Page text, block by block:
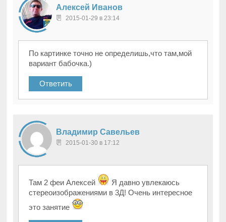
Алексей Иванов
2015-01-29 в 23:14
По картинке точно не определишь,что там,мой
вариант бабочка.)
Ответить
Владимир Савельев
2015-01-30 в 17:12
Там 2 феи Алексей
Я давно увлекаюсь
стереоизображениями в 3Д! Очень интересное
это занятие